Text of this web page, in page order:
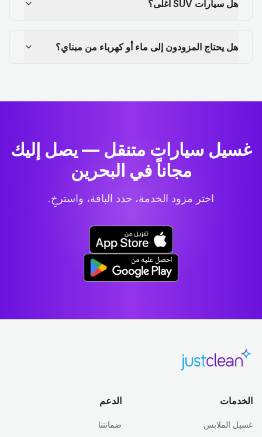
هل سيارات SUV أغلى؟
هل يحتاج المزودون إلى ماء أو كهرباء من مبناي؟
غسيل سيارات متنقل — يصل إليك
مجاناً في البحرين
اختر مزود الخدمة، حدد الباقة، واسترخِ.
الخدمات
غسيل الملابس
الدعم
ضمانتنا